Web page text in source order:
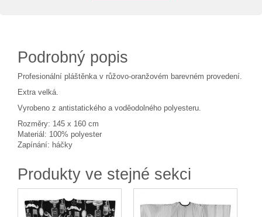
Podrobný popis
Profesionální pláštěnka v růžovo-oranžovém barevném provedení.
Extra velká.
Vyrobeno z antistatického a voděodolného polyesteru.
Rozměry: 145 x 160 cm
Materiál: 100% polyester
Zapínání: háčky
Produkty ve stejné sekci